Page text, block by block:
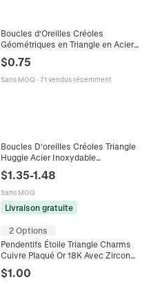
Boucles d'Oreilles Créoles
Géométriques en Triangle en Acier
Inoxydable pour Femmes Plaqué
Or 18K Bijoux Punk Exagérés
Cadeau
$0.75
Sans MOQ · 71 vendus récemment
Boucles D'oreilles Créoles Triangle
Huggie Acier Inoxydable
Punk Bijoux Minimalistes Pour
Hommes Femmes
$1.35-1.48
Sans MOQ
Livraison gratuite
2 Options
Pendentifs Étoile Triangle Charms
Cuivre Plaqué Or 18K Avec Zircon
Bricolage Accessoires
$1.00